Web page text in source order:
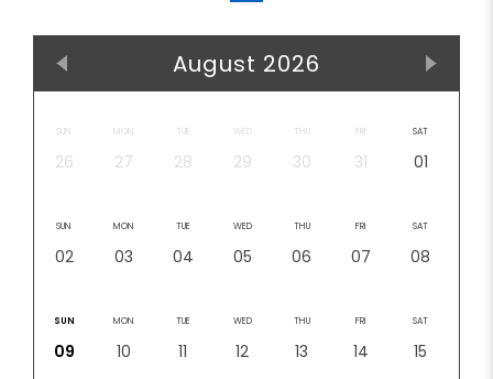
August 2026
SUN
26
MON
27
TUE
28
WED
29
THU
30
FRI
31
SAT
01
SUN
02
MON
03
TUE
04
WED
05
THU
06
FRI
07
SAT
08
SUN
09
MON
10
TUE
11
WED
12
THU
13
FRI
14
SAT
15